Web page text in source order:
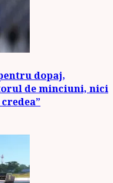
dopaj,
de minciuni, nici